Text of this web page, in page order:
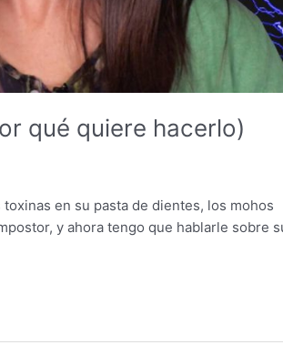
qué quiere hacerlo)
en su pasta de dientes, los mohos
y ahora tengo que hablarle sobre